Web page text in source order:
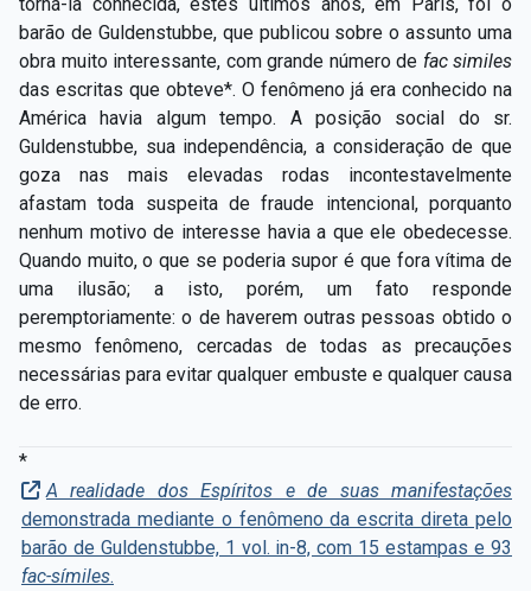
barão de Guldenstubbe, que publicou sobre o assunto uma
obra muito interessante, com grande número de fac similes
das escritas que obteve*. O fenômeno já era conhecido na
América havia algum tempo. A posição social do sr.
Guldenstubbe, sua independência, a consideração de que
goza nas mais elevadas rodas incontestavelmente
afastam toda suspeita de fraude intencional, porquanto
nenhum motivo de interesse havia a que ele obedecesse.
Quando muito, o que se poderia supor é que fora vítima de
uma ilusão; a isto, porém, um fato responde
peremptoriamente: o de haverem outras pessoas obtido o
mesmo fenômeno, cercadas de todas as precauções
necessárias para evitar qualquer embuste e qualquer causa
de erro.
*
A realidade dos Espíritos e de suas manifestações
demonstrada mediante o fenômeno da escrita direta pelo
barão de Guldenstubbe, 1 vol. in-8, com 15 estampas e 93
fac-símiles.